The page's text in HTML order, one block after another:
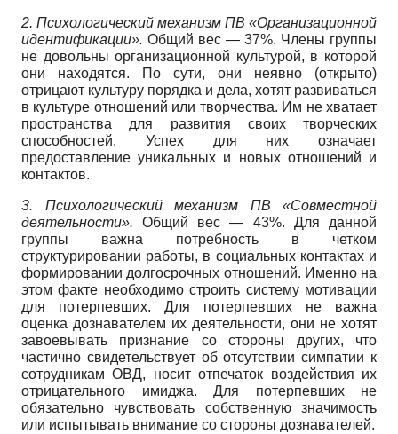
2. Психологический механизм ПВ «Организационной
идентификации». Общий вес — 37%. Члены группы
не довольны организационной культурой, в которой
они находятся. По сути, они неявно (открыто)
отрицают культуру порядка и дела, хотят развиваться
в культуре отношений или творчества. Им не хватает
пространства для развития своих творческих
способностей. Успех для них означает
предоставление уникальных и новых отношений и
контактов.
3. Психологический механизм ПВ «Совместной
деятельности». Общий вес — 43%. Для данной
группы важна потребность в четком
структурировании работы, в социальных контактах и
формировании долгосрочных отношений. Именно на
этом факте необходимо строить систему мотивации
для потерпевших. Для потерпевших не важна
оценка дознавателем их деятельности, они не хотят
завоевывать признание со стороны других, что
частично свидетельствует об отсутствии симпатии к
сотрудникам ОВД, носит отпечаток воздействия их
отрицательного имиджа. Для потерпевших не
обязательно чувствовать собственную значимость
или испытывать внимание со стороны дознавателей.